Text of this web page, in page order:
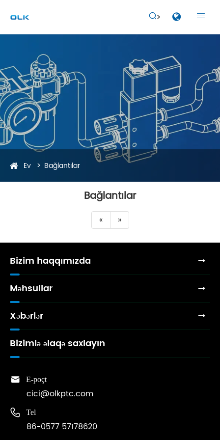
 
Ev Bağlantılar
Bağlantılar
« »
Bizim haqqımızda
Məhsullar
Xəbərlər
Bizimlə əlaqə saxlayın
 E-poçt
cici@olkptc.com
 Tel
86-0577 57178620